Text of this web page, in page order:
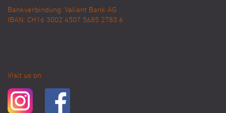
Bankverbindung: Valiant Bank AG
IBAN: CH16 3002 4507 5685 2783 6
Visit us on